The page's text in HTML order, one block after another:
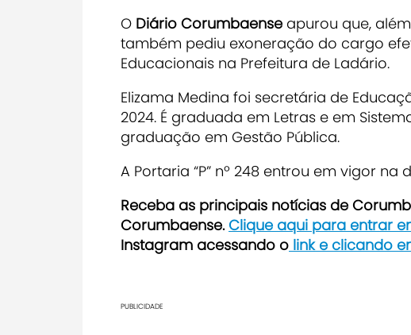
O Diário Corumbaense apurou que,
também pediu exoneração do cargo
Educacionais na Prefeitura de Ladário.
Elizama Medina foi secretária de
2024. É graduada em Letras e em
graduação em Gestão Pública.
A Portaria “P” nº 248 entrou em vigor
Receba as principais notícias de
Corumbaense.Clique aqui para entrar
Instagram acessando o link e clicando
PUBLICIDADE